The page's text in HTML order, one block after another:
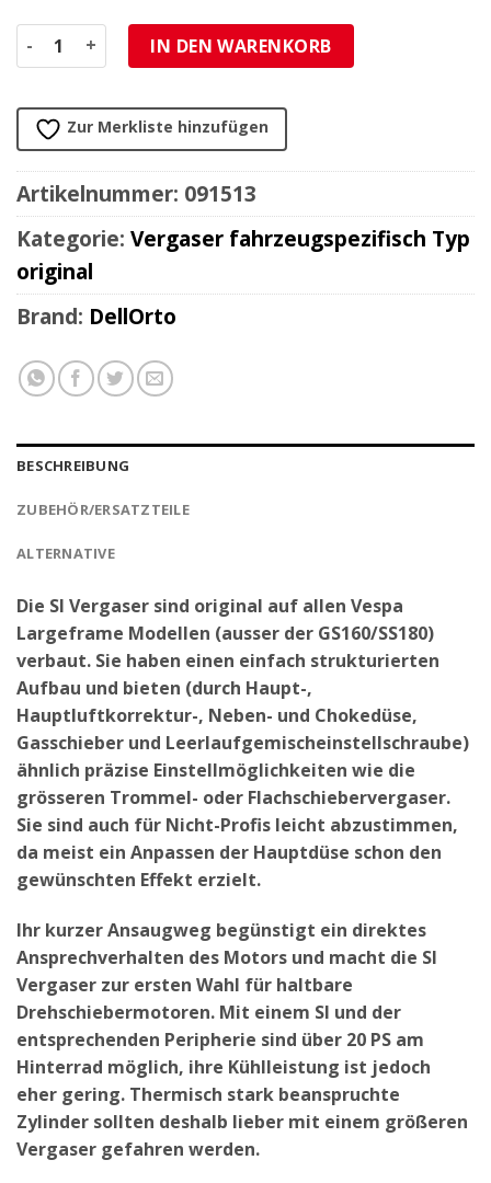
Vergaser Dellorto SI 20/20 D (mit Getrenntschmierung)
IN DEN WARENKORB
Zur Merkliste hinzufügen
Artikelnummer: 091513
Kategorie: Vergaser fahrzeugspezifisch Typ
original
Brand: DellOrto
BESCHREIBUNG
ZUBEHÖR/ERSATZTEILE
ALTERNATIVE
Die SI Vergaser sind original auf allen Vespa
Largeframe Modellen (ausser der GS160/SS180)
verbaut. Sie haben einen einfach strukturierten
Aufbau und bieten (durch Haupt-,
Hauptluftkorrektur-, Neben- und Chokedüse,
Gasschieber und Leerlaufgemischeinstellschraube)
ähnlich präzise Einstellmöglichkeiten wie die
grösseren Trommel- oder Flachschiebervergaser.
Sie sind auch für Nicht-Profis leicht abzustimmen,
da meist ein Anpassen der Hauptdüse schon den
gewünschten Effekt erzielt.
Ihr kurzer Ansaugweg begünstigt ein direktes
Ansprechverhalten des Motors und macht die SI
Vergaser zur ersten Wahl für haltbare
Drehschiebermotoren. Mit einem SI und der
entsprechenden Peripherie sind über 20 PS am
Hinterrad möglich, ihre Kühlleistung ist jedoch
eher gering. Thermisch stark beanspruchte
Zylinder sollten deshalb lieber mit einem größeren
Vergaser gefahren werden.